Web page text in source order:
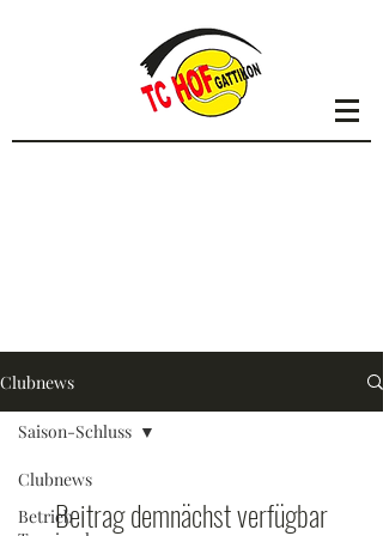
Clubnews
Clubnews
Betrieb
Saison-Schluss
Beitrag demnächst verfügbar